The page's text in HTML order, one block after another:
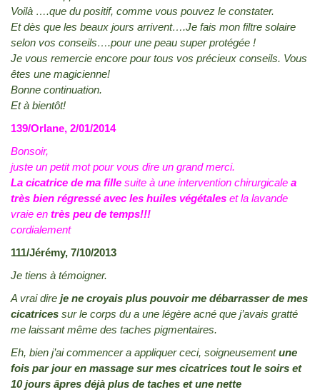
Voilà ….que du positif, comme vous pouvez le constater.
Et dès que les beaux jours arrivent….Je fais mon filtre solaire
selon vos conseils….pour une peau super protégée !
Je vous remercie encore pour tous vos précieux conseils. Vous
êtes une magicienne!
Bonne continuation.
Et à bientôt!
139/Orlane, 2/01/2014
Bonsoir,
juste un petit mot pour vous dire un grand merci.
La cicatrice de ma fille suite à une intervention chirurgicale a
très bien régressé avec les huiles végétales et la lavande
vraie en très peu de temps!!!
cordialement
111/Jérémy, 7/10/2013
Je tiens à témoigner.
A vrai dire je ne croyais plus pouvoir me débarrasser de mes
cicatrices sur le corps du a une légère acné que j’avais gratté
me laissant même des taches pigmentaires.
Eh, bien j’ai commencer a appliquer ceci, soigneusementune
fois par jour en massage sur mes cicatrices tout le soirs et
10 jours âpres déjà plus de taches et une nette